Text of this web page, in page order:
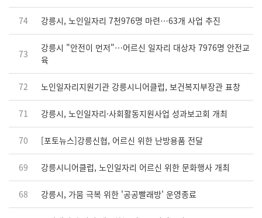
74 강릉시, 노인일자리 7천976명 마련…63개 사업 추진
73
강릉시 "안전이 먼저"…어르신 일자리 대상자 7976명 안전교
육
72 노인일자리지원기관 강릉시니어클럽, 보건복지부장관 표창
71 강릉시, 노인일자리·사회활동지원사업 성과보고회 개최
70 [포토뉴스]강릉신협, 어르신 위한 난방용품 전달
69 강릉시니어클럽, 노인일자리 어르신 위한 문화행사 개최
68 강릉시, 가뭄 극복 위한 '공공빨래방' 운영종료